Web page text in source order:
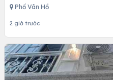
Phố Vân Hồ
2 giờ trước